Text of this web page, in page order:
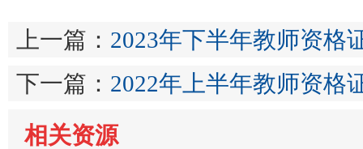
上一篇： 2023年下半年教师资格
下一篇： 2022年上半年教师资格
相关资源